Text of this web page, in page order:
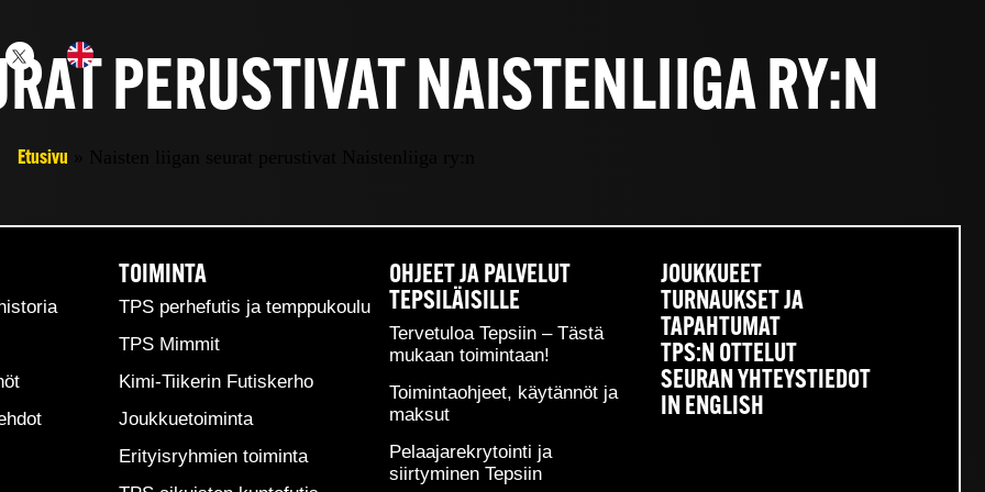
TOIMINTA
TPS perhefutis ja temppukoulu
TPS Mimmit
Kimi-Tiikerin Futiskerho
Joukkuetoiminta
Erityisryhmien toiminta
OHJEET JA PALVELUT
TEPSILÄISILLE
Tervetuloa Tepsiin – Tästä
mukaan toimintaan!
Toimintaohjeet, käytännöt ja
maksut
Pelaajarekrytointi ja
siirtyminen Tepsiin
JOUKKUEET
TURNAUKSET JA
TAPAHTUMAT
TPS:N OTTELUT
SEURAN YHTEYSTIEDOT
IN ENGLISH
PERUSTIVAT NAISTENLIIGA RY:N
Etusivu
Suomi-Unkari yhteydessä 10.4. Helsingissä. Uuden perustetun yhdistyksen ensimmäiseksi
Vesa Kauppila (Kuopion Pallokissat). Yhdistyksen uusi sihteeri on Jarkko Okkonen (ONS).
sekä liigaotteluiden yleisömäärän kasvattaminen 25-30 prosentilla jo kuluvalla kaudella yhdessä Suomen
ry:n tehtävänä on edistää yleensäkin naisten ja tyttöjen jalkapalloa Suomessa.
Pallokissat saapuu Turkuun. Ottelu alkaa Urheilupuiston yläkentällä klo 16.00.